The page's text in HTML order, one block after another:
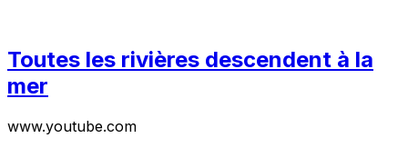
Toutes les rivières descendent à la
mer
www.youtube.com